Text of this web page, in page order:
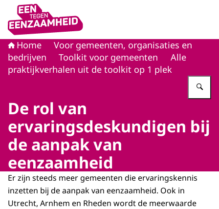
Naar de homepage van Eén tegen eenzaamheid
Home
Voor gemeenten, organisaties en
bedrijven
Toolkit voor gemeenten
Alle
praktijkverhalen uit de toolkit op 1 plek
De rol van
ervaringsdeskundigen bij
de aanpak van
eenzaamheid
Er zijn steeds meer gemeenten die ervaringskennis
inzetten bij de aanpak van eenzaamheid. Ook in
Utrecht, Arnhem en Rheden wordt de meerwaarde